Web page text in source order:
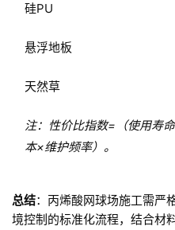
硅PU
悬浮地板
天然草
注：性价比指数=（使用寿
本×维护频率）。
总结：丙烯酸网球场施工需严
境控制的标准化流程，结合材